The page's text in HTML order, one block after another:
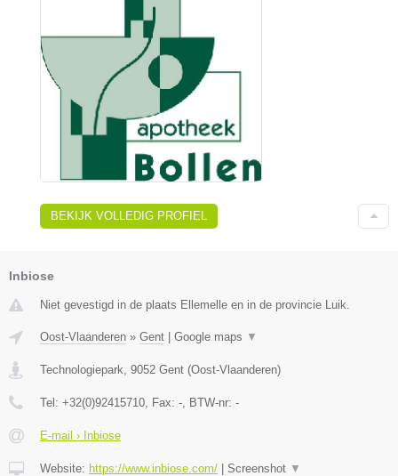
BEKIJK VOLLEDIG PROFIEL
Inbiose
Niet gevestigd in de plaats Ellemelle en in de provincie Luik.
Oost-Vlaanderen » Gent Google maps ▼
Technologiepark 9052 Gent (Oost-Vlaanderen)
Tel: +32(0)92415710 , Fax: - , BTW-nr: -
E-mail › Inbiose
Website: https://www.inbiose.com/ Screenshot ▼